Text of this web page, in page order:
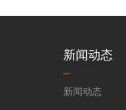
新闻动态
新闻动态